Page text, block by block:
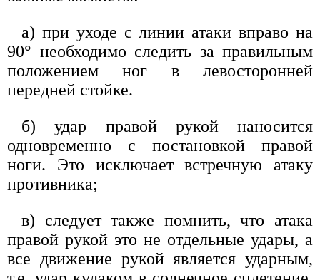
а) при уходе с линии атаки вправо на
90° необходимо следить за правильным
положением ног в левосторонней
передней стойке.
б) удар правой рукой наносится
одновременно с постановкой правой
ноги. Это исключает встречную атаку
противника;
в) следует также помнить, что атака
правой рукой это не отдельные удары, а
все движение рукой является ударным,